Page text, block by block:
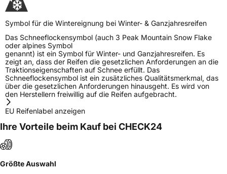
Symbol für die Wintereignung bei Winter- & Ganzjahresreifen
Das Schneeflockensymbol (auch 3 Peak Mountain Snow Flake
oder alpines Symbol
genannt) ist ein Symbol für Winter- und Ganzjahresreifen. Es
zeigt an, dass der Reifen die gesetzlichen Anforderungen an die
Traktionseigenschaften auf Schnee erfüllt. Das
Schneeflockensymbol ist ein zusätzliches Qualitätsmerkmal, das
über die gesetzlichen Anforderungen hinausgeht. Es wird von
den Herstellern freiwillig auf die Reifen aufgebracht.
EU Reifenlabel anzeigen
Ihre Vorteile beim Kauf bei CHECK24
Größte Auswahl